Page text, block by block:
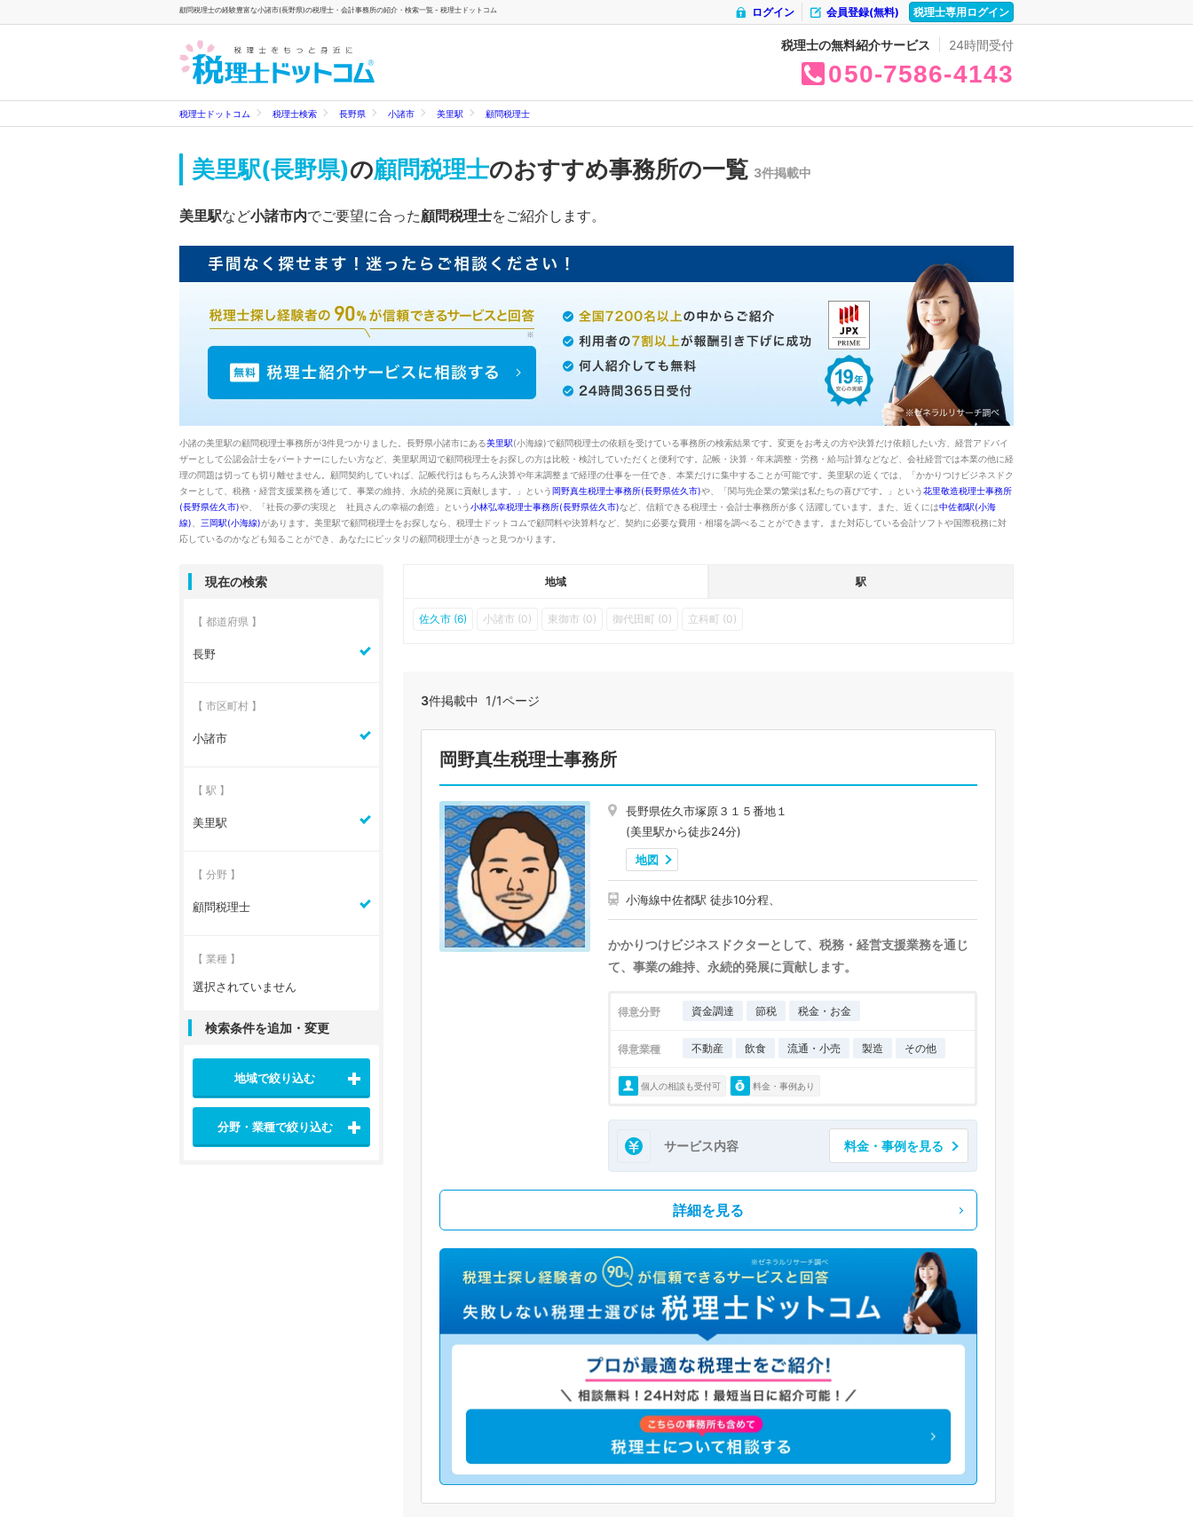
顧問税理士の経験豊富な小諸市(長野県)の税理士・会計事務所の紹介・検索一覧 - 税理士ドットコム 税理士専用ログイン
会員登録(無料)
ログイン
税理士の無料紹介サービス 24時間受付
050 7586 4143
税理士ドットコム 税理士検索 長野県 小諸市 美里駅 顧問税理士
美里駅(長野県)の顧問税理士のおすすめ事務所の一覧 3件掲載中
美里駅など小諸市内でご要望に合った顧問税理士をご紹介します。
小諸の美里駅の顧問税理士事務所が3件見つかりました。長野県小諸市にある美里駅(小海線)で顧問税理士の依頼を受けている事務所の検索結果です。変更をお考えの方や決算だけ依頼したい方、経営アドバイ
ザーとして公認会計士をパートナーにしたい方など、美里駅周辺で顧問税理士をお探しの方は比較・検討していただくと便利です。記帳・決算・年末調整・労務・給与計算などなど、会社経営では本業の他に経
理の問題は切っても切り離せません。顧問契約していれば、記帳代行はもちろん決算や年末調整まで経理の仕事を一任でき、本業だけに集中することが可能です。美里駅の近くでは、「かかりつけビジネスドク
ターとして、税務・経営支援業務を通じて、事業の維持、永続的発展に貢献します。」という岡野真生税理士事務所(長野県佐久市)や、「関与先企業の繁栄は私たちの喜びです。」という花里敬造税理士事務所
(長野県佐久市)や、「社長の夢の実現と 社員さんの幸福の創造」という小林弘幸税理士事務所(長野県佐久市)など、信頼できる税理士・会計士事務所が多く活躍しています。また、近くには中佐都駅(小海
線)
三岡駅(小海線)があります。美里駅で顧問税理士をお探しなら、税理士ドットコムで顧問料や決算料など、契約に必要な費用・相場を調べることができます。また対応している会計ソフトや国際税務に対
応しているのかなども知ることができ、あなたにピッタリの顧問税理士がきっと見つかります。
地域 駅
佐久市 (6) 小諸市 (0) 東御市 (0) 御代田町 (0) 立科町 (0)
3件掲載中 1/1ページ
岡野真生税理士事務所
長野県佐久市塚原３１５番地１
(美里駅から徒歩24分)
地図
小海線中佐都駅 徒歩10分程、
かかりつけビジネスドクターとして、税務・経営支援業務を通じ
て、事業の維持、永続的発展に貢献します。
得意分野 資金調達 節税 税金・お金
得意業種 不動産 飲食 流通・小売 製造 その他
個人の相談も受付可 料金・事例あり
サービス内容 料金・事例を見る
詳細を見る
現在の検索
【 都道府県 】
長野
【 市区町村 】
小諸市
【 駅 】
美里駅
【 分野 】
顧問税理士
【 業種 】
選択されていません
検索条件を追加・変更
地域で絞り込む
分野・業種で絞り込む